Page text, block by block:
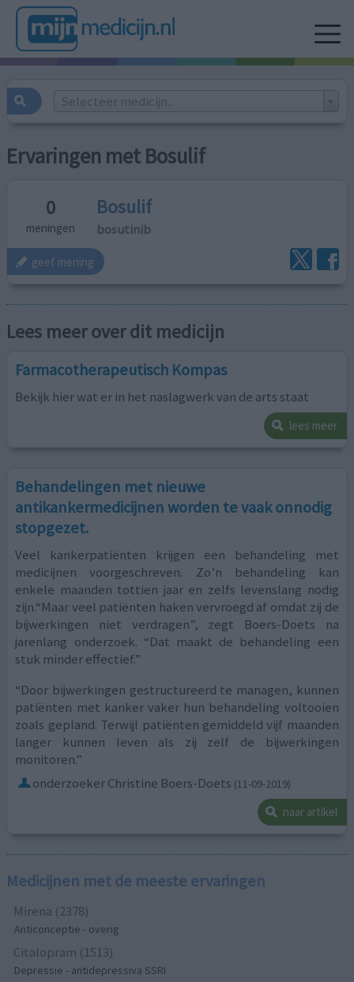
Selecteer medicijn...
Ervaringen met Bosulif
0
meningen
Bosulif
bosutinib
geef mening
Lees meer over dit medicijn
Farmacotherapeutisch Kompas
Bekijk hier wat er in het naslagwerk van de arts staat
lees meer
Behandelingen met nieuwe
antikankermedicijnen worden te vaak onnodig
stopgezet.
Veel kankerpatiënten krijgen een behandeling met
medicijnen voorgeschreven. Zo’n behandeling kan
enkele maanden tottien jaar en zelfs levenslang nodig
zijn.“Maar veel patiënten haken vervroegd af omdat zij de
bijwerkingen niet verdragen”, zegt Boers-Doets na
jarenlang onderzoek. “Dat maakt de behandeling een
stuk minder effectief.”
“Door bijwerkingen gestructureerd te managen, kunnen
patiënten met kanker vaker hun behandeling voltooien
zoals gepland. Terwijl patiënten gemiddeld vijf maanden
langer kunnen leven als zij zelf de bijwerkingen
monitoren.”
onderzoeker Christine Boers-Doets (11-09-2019)
naar artikel
Medicijnen met de meeste ervaringen
Mirena (2378)
Anticonceptie - overig
Citalopram (1513)
Depressie - antidepressiva SSRI